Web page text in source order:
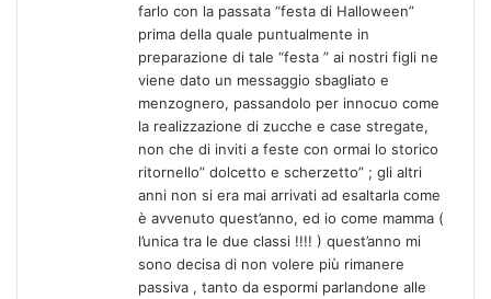
farlo con la passata “festa di Halloween”
prima della quale puntualmente in
preparazione di tale “festa ” ai nostri figli ne
viene dato un messaggio sbagliato e
menzognero, passandolo per innocuo come
la realizzazione di zucche e case stregate,
non che di inviti a feste con ormai lo storico
ritornello” dolcetto e scherzetto” ; gli altri
anni non si era mai arrivati ad esaltarla come
è avvenuto quest’anno, ed io come mamma (
l’unica tra le due classi !!!! ) quest’anno mi
sono decisa di non volere più rimanere
passiva , tanto da espormi parlandone alle